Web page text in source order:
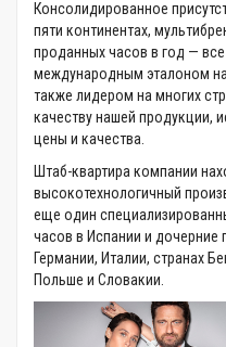
Консолидированное
пяти континентах,
проданных часов в год —
международным эталоном
также лидером на многих
качеству нашей продукции,
цены и качества.
Штаб-квартира компании
высокотехнологичный
еще один
часов в Испании и дочерние
Германии, Италии, странах
Польше и Словакии.